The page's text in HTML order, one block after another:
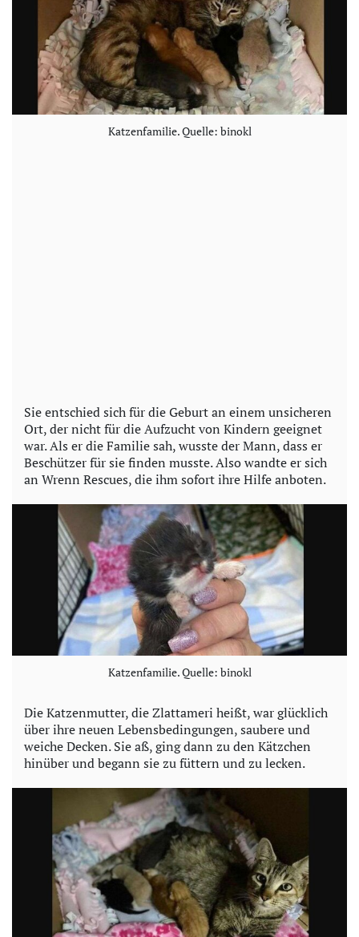
Katzenfamilie. Quelle: binokl
Sie entschied sich für die Geburt an einem unsicheren
Ort, der nicht für die Aufzucht von Kindern geeignet
war. Als er die Familie sah, wusste der Mann, dass er
Beschützer für sie finden musste. Also wandte er sich
an Wrenn Rescues, die ihm sofort ihre Hilfe anboten.
Katzenfamilie. Quelle: binokl
Die Katzenmutter, die Zlattameri heißt, war glücklich
über ihre neuen Lebensbedingungen, saubere und
weiche Decken. Sie aß, ging dann zu den Kätzchen
hinüber und begann sie zu füttern und zu lecken.